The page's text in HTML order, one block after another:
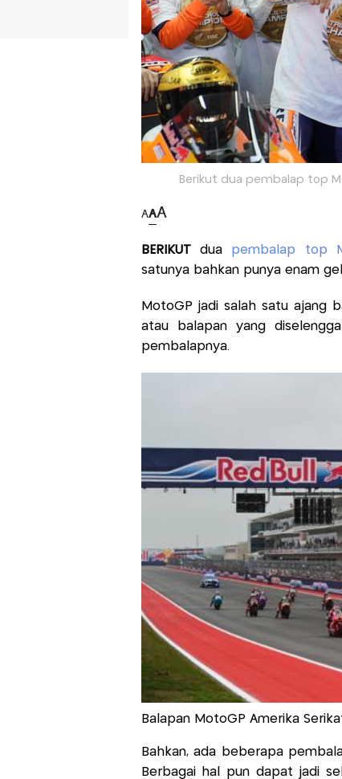
Berikut dua pembalap top
AAA
BERIKUT dua pembalap top
satunya bahkan punya enam
MotoGP jadi salah satu ajang
atau balapan yang
pembalapnya.
Balapan MotoGP Amerika
Bahkan, ada beberapa
Berbagai hal pun dapat jadi